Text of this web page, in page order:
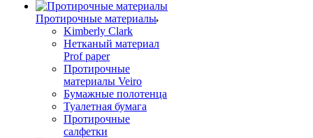
Протирочные материалы
Kimberly Clark
Нетканый материал
Prof paper
Протирочные
материалы Veiro
Бумажные полотенца
Туалетная бумага
Протирочные
салфетки